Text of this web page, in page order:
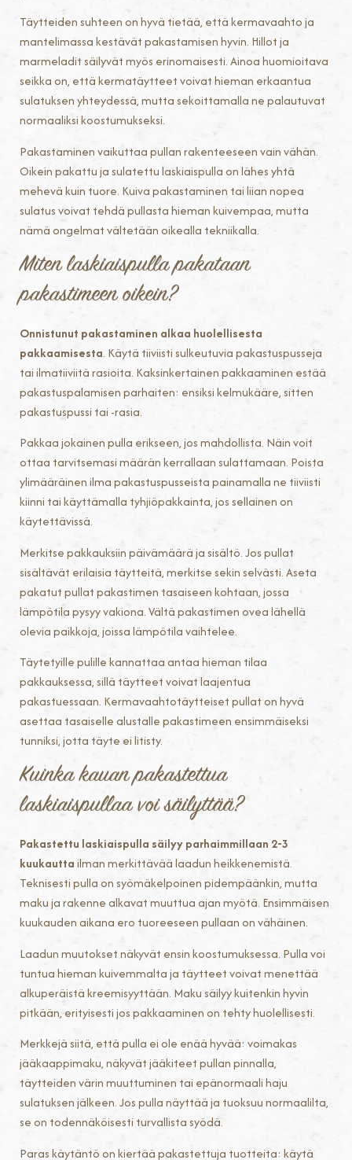
Täytteiden suhteen on hyvä tietää, että kermavaahto ja
mantelimassa kestävät pakastamisen hyvin. Hillot ja
marmeladit säilyvät myös erinomaisesti. Ainoa huomioitava
seikka on, että kermatäytteet voivat hieman erkaantua
sulatuksen yhteydessä, mutta sekoittamalla ne palautuvat
normaaliksi koostumukseksi.
Pakastaminen vaikuttaa pullan rakenteeseen vain vähän.
Oikein pakattu ja sulatettu laskiaispulla on lähes yhtä
mehevä kuin tuore. Kuiva pakastaminen tai liian nopea
sulatus voivat tehdä pullasta hieman kuivempaa, mutta
nämä ongelmat vältetään oikealla tekniikalla.
Miten laskiaispulla pakataan
pakastimeen oikein?
Onnistunut pakastaminen alkaa huolellisesta
pakkaamisesta. Käytä tiiviisti sulkeutuvia pakastuspusseja
tai ilmatiiviitä rasioita. Kaksinkertainen pakkaaminen estää
pakastuspalamisen parhaiten: ensiksi kelmukääre, sitten
pakastuspussi tai -rasia.
Pakkaa jokainen pulla erikseen, jos mahdollista. Näin voit
ottaa tarvitsemasi määrän kerrallaan sulattamaan. Poista
ylimääräinen ilma pakastuspusseista painamalla ne tiiviisti
kiinni tai käyttämalla tyhjiöpakkainta, jos sellainen on
käytettävissä.
Merkitse pakkauksiin päivämäärä ja sisältö. Jos pullat
sisältävät erilaisia täytteitä, merkitse sekin selvästi. Aseta
pakatut pullat pakastimen tasaiseen kohtaan, jossa
lämpötila pysyy vakiona. Vältä pakastimen ovea lähellä
olevia paikkoja, joissa lämpötila vaihtelee.
Täytetyille pulille kannattaa antaa hieman tilaa
pakkauksessa, sillä täytteet voivat laajentua
pakastuessaan. Kermavaahtotäytteiset pullat on hyvä
asettaa tasaiselle alustalle pakastimeen ensimmäiseksi
tunniksi, jotta täyte ei litisty.
Kuinka kauan pakastettua
laskiaispullaa voi säilyttää?
Pakastettu laskiaispulla säilyy parhaimmillaan 2-3
kuukauttailman merkittävää laadun heikkenemistä.
Teknisesti pulla on syömäkelpoinen pidempäänkin, mutta
maku ja rakenne alkavat muuttua ajan myötä. Ensimmäisen
kuukauden aikana ero tuoreeseen pullaan on vähäinen.
Laadun muutokset näkyvät ensin koostumuksessa. Pulla voi
tuntua hieman kuivemmalta ja täytteet voivat menettää
alkuperäistä kreemisyyttään. Maku säilyy kuitenkin hyvin
pitkään, erityisesti jos pakkaaminen on tehty huolellisesti.
Merkkejä siitä, että pulla ei ole enää hyvää: voimakas
jääkaappimaku, näkyvät jääkiteet pullan pinnalla,
täytteiden värin muuttuminen tai epänormaali haju
sulatuksen jälkeen. Jos pulla näyttää ja tuoksuu normaalilta,
se on todennäköisesti turvallista syödä.
Paras käytäntö on kiertää pakastettuja tuotteita: käytä